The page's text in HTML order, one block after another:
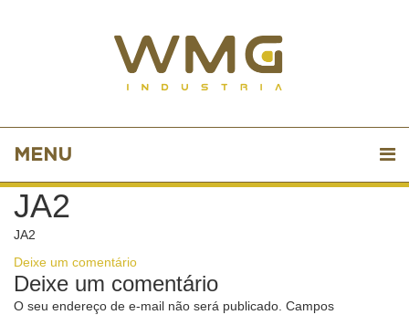
MENU
JA2
JA2
Deixe um comentário
Deixe um comentário
O seu endereço de e-mail não será publicado. Campos